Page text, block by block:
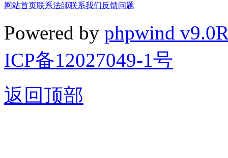
网站首页联系法師联系我们反馈问题
Powered by phpwind
ICP备12027049-1号
返回顶部